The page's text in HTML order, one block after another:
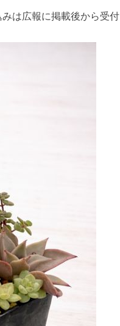
は広報に掲載後から受付